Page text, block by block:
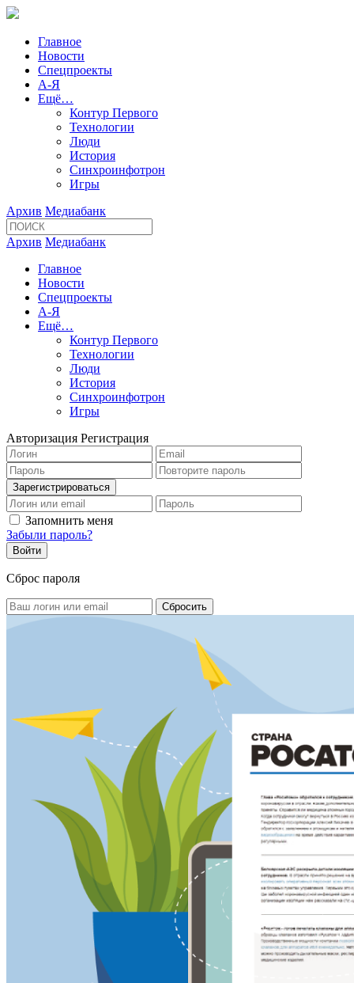
Главное
Новости
Спецпроекты
А-Я
Ещё…
Контур Первого
Технологии
Люди
История
Синхроинфотрон
Игры
Архив Медиабанк
Архив Медиабанк
Главное
Новости
Спецпроекты
А-Я
Ещё…
Контур Первого
Технологии
Люди
История
Синхроинфотрон
Игры
Авторизация Регистрация
Запомнить меня
Забыли пароль?
Сброс пароля